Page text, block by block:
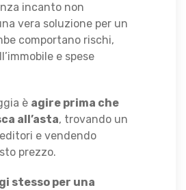
incanto non
vera soluzione per un
comportano rischi,
e spese
è agire prima che
all’asta, trovando un
e vendendo
prezzo.
stesso per una